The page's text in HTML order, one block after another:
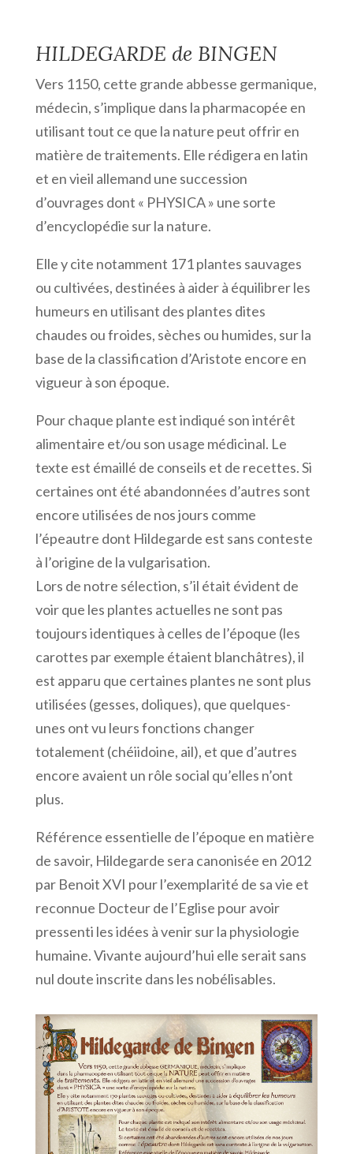
HILDEGARDE de BINGEN
Vers 1150, cette grande abbesse germanique,
médecin, s’implique dans la pharmacopée en
utilisant tout ce que la nature peut offrir en
matière de traitements. Elle rédigera en latin
et en vieil allemand une succession
d’ouvrages dont « PHYSICA » une sorte
d’encyclopédie sur la nature.
Elle y cite notamment 171 plantes sauvages
ou cultivées, destinées à aider à équilibrer les
humeurs en utilisant des plantes dites
chaudes ou froides, sèches ou humides, sur la
base de la classification d’Aristote encore en
vigueur à son époque.
Pour chaque plante est indiqué son intérêt
alimentaire et/ou son usage médicinal. Le
texte est émaillé de conseils et de recettes. Si
certaines ont été abandonnées d’autres sont
encore utilisées de nos jours comme
l’épeautre dont Hildegarde est sans conteste
à l’origine de la vulgarisation.
Lors de notre sélection, s’il était évident de
voir que les plantes actuelles ne sont pas
toujours identiques à celles de l’époque (les
carottes par exemple étaient blanchâtres), il
est apparu que certaines plantes ne sont plus
utilisées (gesses, doliques), que quelques-
unes ont vu leurs fonctions changer
totalement (chéiidoine, ail), et que d’autres
encore avaient un rôle social qu’elles n’ont
plus.
Référence essentielle de l’époque en matière
de savoir, Hildegarde sera canonisée en 2012
par Benoit XVI pour l’exemplarité de sa vie et
reconnue Docteur de l’Eglise pour avoir
pressenti les idées à venir sur la physiologie
humaine. Vivante aujourd’hui elle serait sans
nul doute inscrite dans les nobélisables.